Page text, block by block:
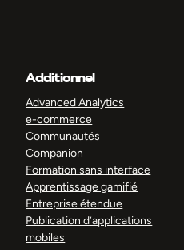
Additionnel
Advanced Analytics
e-commerce
Communautés
Companion
Formation sans interface
Apprentissage gamifié
Entreprise étendue
Publication d’applications
mobiles